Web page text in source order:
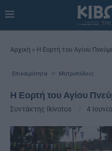
Αρχική » Η Εορτή του Αγίου
Επικαιρότητα Μητροπόλεις
Η Εορτή του Αγίου
Συντάκτης Ikivotos 4